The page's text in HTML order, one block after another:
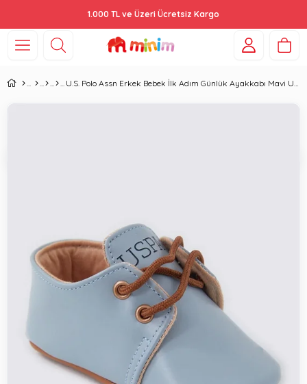
1.000 TL ve Üzeri Ücretsiz Kargo
U.S. Polo Assn Erkek Bebek İlk Adım Günlük Ayakkabı Mavi USB1302